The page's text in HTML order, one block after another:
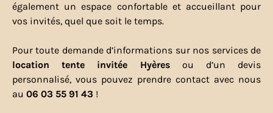
également un espace confortable et accueillant pour
vos invités, quel que soit le temps.
Pour toute demande d’informations sur nos services de
location tente invitée Hyèresou d’un devis
personnalisé, vous pouvez prendre contact avec nous
au 06 03 55 91 43 !